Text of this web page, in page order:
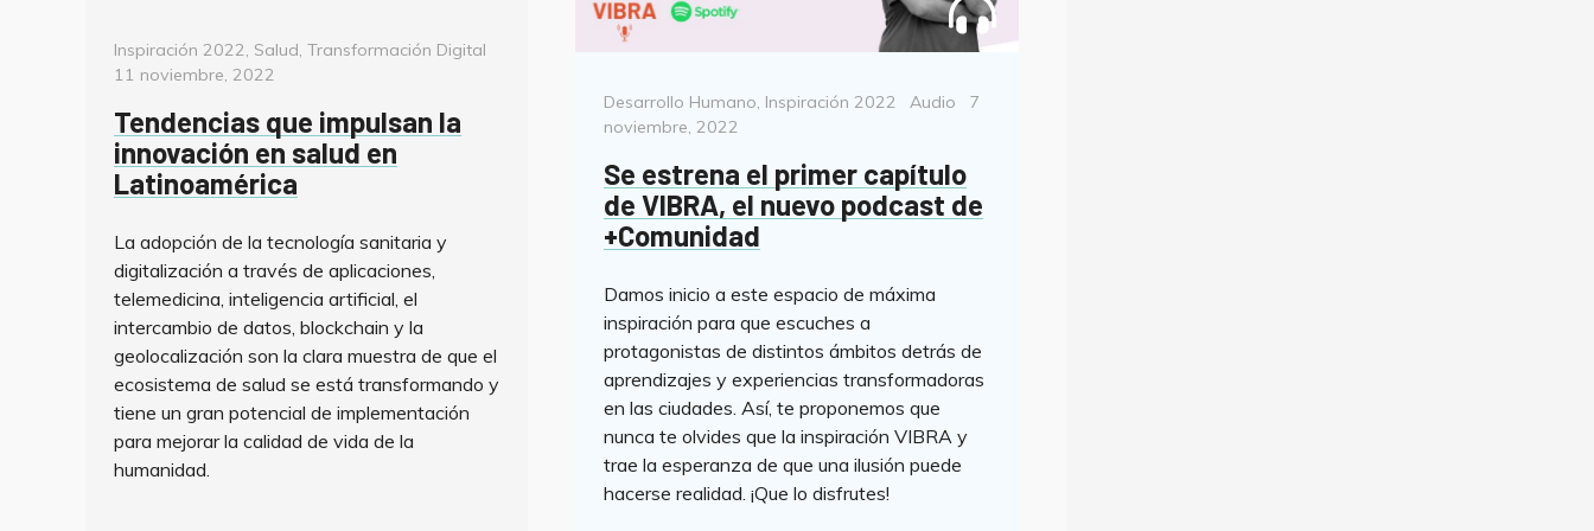
Categorías
Inspiración 2022 Salud ,Transformación Digital
11 noviembre, 2022
Tendencias que impulsan la
innovación en salud en
Latinoamérica
La adopción de la tecnología sanitaria y
digitalización a través de aplicaciones,
telemedicina, inteligencia artificial, el
intercambio de datos, blockchain y la
geolocalización son la clara muestra de que el
ecosistema de salud se está transformando y
tiene un gran potencial de implementación
para mejorar la calidad de vida de la
humanidad.
Categorías
Desarrollo Humano, Inspiración 2022 Format
Audio
Posted
7
noviembre, 2022
Se estrena el primer capítulo
de VIBRA, el nuevo podcast de
+Comunidad
Damos inicio a este espacio de máxima
inspiración para que escuches a
protagonistas de distintos ámbitos detrás de
aprendizajes y experiencias transformadoras
en las ciudades. Así, te proponemos que
nunca te olvides que la inspiración VIBRA y
trae la esperanza de que una ilusión puede
hacerse realidad. ¡Que lo disfrutes!